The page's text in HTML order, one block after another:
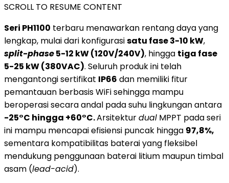
SCROLL TO RESUME CONTENT
Seri PH1100 terbaru menawarkan rentang daya yang
lengkap, mulai dari konfigurasisatu fase 3-10 kW,
split-phase5-12 kW (120V/240V), hingga tiga fase
5-25 kW (380VAC). Seluruh produk ini telah
mengantongi sertifikat IP66 dan memiliki fitur
pemantauan berbasis WiFi sehingga mampu
beroperasi secara andal pada suhu lingkungan antara
-25°C hingga +60°C.Arsitekturdual MPPT pada seri
ini mampu mencapai efisiensi puncak hingga 97,8%,
sementara kompatibilitas baterai yang fleksibel
mendukung penggunaan baterai litium maupun timbal
asam (lead-acid).